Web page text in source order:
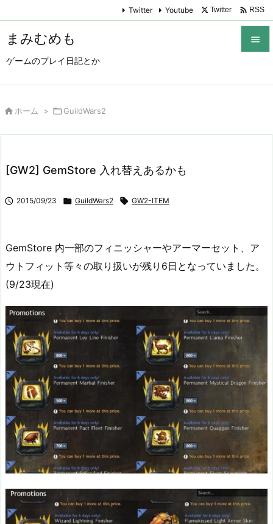
まみむめも
ゲームのプレイ日記とか

Twitter Youtube Twitter  RSS
 ホーム > GuildWars2
[GW2] GemStore 入れ替えあるかも
 2015/09/23  GuildWars2  GW2-ITEM
GemStore 内一部のフィニッシャーやアーマーセット、ア
ウトフィット等々の取り扱いが残り6日となっていました。
(9/23現在)